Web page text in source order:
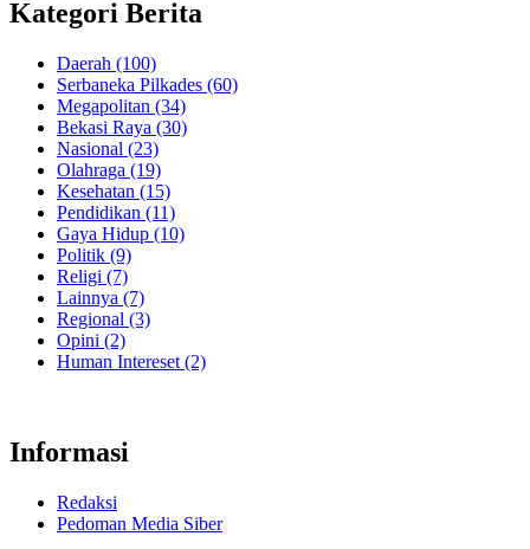
Kategori Berita
Daerah (100)
Serbaneka Pilkades (60)
Megapolitan (34)
Bekasi Raya (30)
Nasional (23)
Olahraga (19)
Kesehatan (15)
Pendidikan (11)
Gaya Hidup (10)
Politik (9)
Religi (7)
Lainnya (7)
Regional (3)
Opini (2)
Human Intereset (2)
Informasi
Redaksi
Pedoman Media Siber